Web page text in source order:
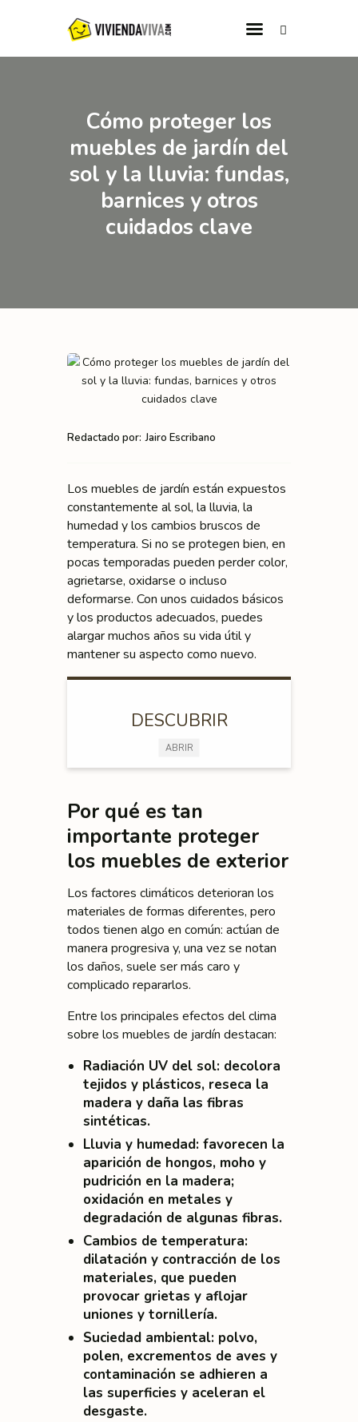
Cómo proteger los
muebles de jardín del
sol y la lluvia: fundas,
barnices y otros
cuidados clave
CATEGORÍAS
QUIÉNES SOMOS
Redactado por: Jairo Escribano
Los muebles de jardín están expuestos
constantemente al sol, la lluvia, la
humedad y los cambios bruscos de
temperatura. Si no se protegen bien, en
pocas temporadas pueden perder color,
agrietarse, oxidarse o incluso
deformarse. Con unos cuidados básicos
y los productos adecuados, puedes
alargar muchos años su vida útil y
mantener su aspecto como nuevo.
ABRIR
DESCUBRIR
Por qué es tan
importante proteger
los muebles de exterior
Los factores climáticos deterioran los
materiales de formas diferentes, pero
todos tienen algo en común: actúan de
manera progresiva y, una vez se notan
los daños, suele ser más caro y
complicado repararlos.
Entre los principales efectos del clima
sobre los muebles de jardín destacan:
Radiación UV del sol: decolora
tejidos y plásticos, reseca la
madera y daña las fibras
sintéticas.
Lluvia y humedad: favorecen la
aparición de hongos, moho y
pudrición en la madera;
oxidación en metales y
degradación de algunas fibras.
Cambios de temperatura:
dilatación y contracción de los
materiales, que pueden
provocar grietas y aflojar
uniones y tornillería.
Suciedad ambiental: polvo,
polen, excrementos de aves y
contaminación se adhieren a
las superficies y aceleran el
desgaste.